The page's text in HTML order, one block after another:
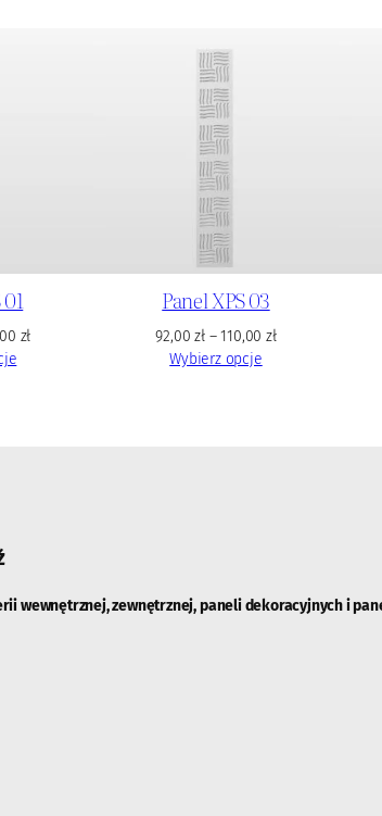
zł
Panel XPS 03
92,00zł– 110,00 zł
Wybierz opcje
wewnętrznej, zewnętrznej, paneli dekoracyjnych i